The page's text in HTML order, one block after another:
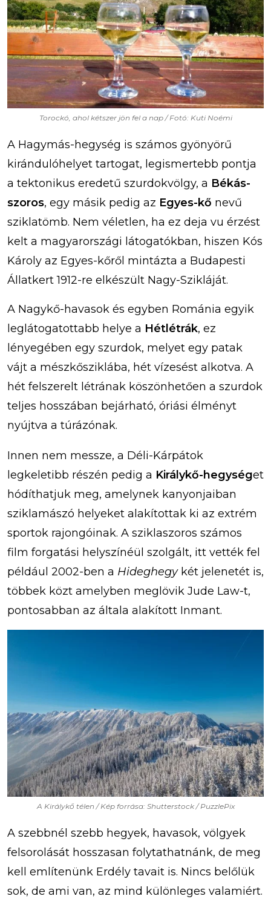
Torockó, ahol kétszer jön fel a nap / Fotó: Kuti Noémi
A Hagymás-hegység is számos gyönyörű
kirándulóhelyet tartogat, legismertebb pontja
a tektonikus eredetű szurdokvölgy, a Békás-
szoros, egy másik pedig az Egyes-kő nevű
sziklatömb. Nem véletlen, ha ez deja vu érzést
kelt a magyarországi látogatókban, hiszen Kós
Károly az Egyes-kőről mintázta a Budapesti
Állatkert 1912-re elkészült Nagy-Szikláját.
A Nagykő-havasok és egyben Románia egyik
leglátogatottabb helye a Hétlétrák, ez
lényegében egy szurdok, melyet egy patak
vájt a mészkősziklába, hét vízesést alkotva. A
hét felszerelt létrának köszönhetően a szurdok
teljes hosszában bejárható, óriási élményt
nyújtva a túrázónak.
Innen nem messze, a Déli-Kárpátok
legkeletibb részén pedig a Királykő-hegységet
hódíthatjuk meg, amelynek kanyonjaiban
sziklamászó helyeket alakítottak ki az extrém
sportok rajongóinak. A sziklaszoros számos
film forgatási helyszínéül szolgált, itt vették fel
például 2002-ben a Hideghegykét jelenetét is,
többek közt amelyben meglövik Jude Law-t,
pontosabban az általa alakított Inmant.
A Királykő télen / Kép forrása: Shutterstock / PuzzlePix
A szebbnél szebb hegyek, havasok, völgyek
felsorolását hosszasan folytathatnánk, de meg
kell említenünk Erdély tavait is. Nincs belőlük
sok, de ami van, az mind különleges valamiért.